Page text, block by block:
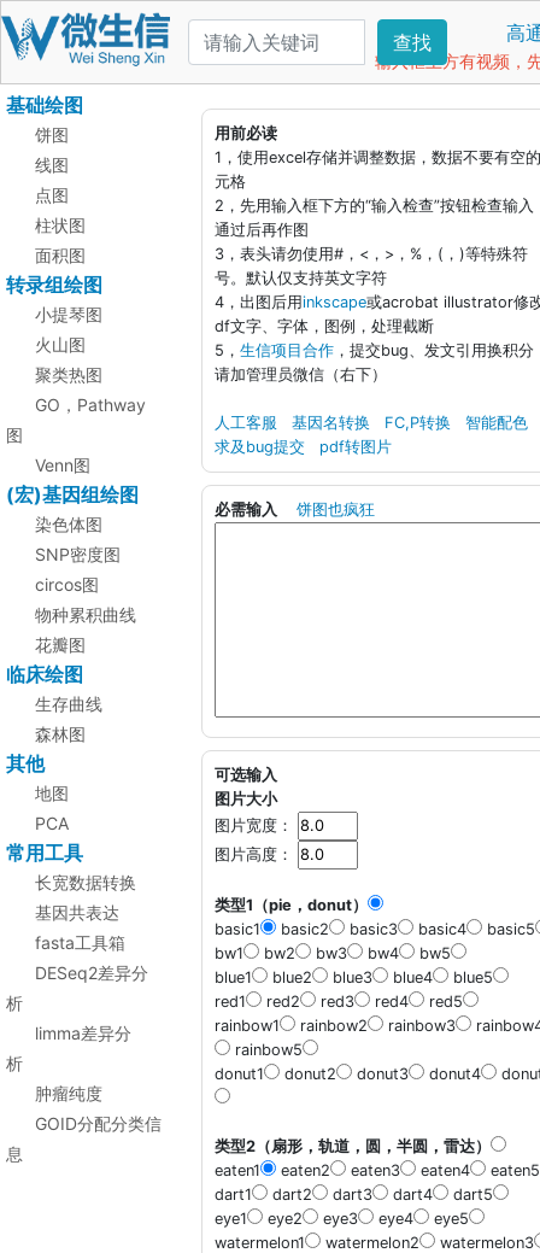
查找 高
输入框上方有视频，
基础绘图
饼图
线图
点图
柱状图
面积图
转录组绘图
小提琴图
火山图
聚类热图
GO，Pathway
图
Venn图
(宏)基因组绘图
染色体图
SNP密度图
circos图
物种累积曲线
花瓣图
临床绘图
生存曲线
森林图
其他
地图
PCA
常用工具
长宽数据转换
基因共表达
fasta工具箱
DESeq2差异分
析
limma差异分
析
肿瘤纯度
GOID分配分类信
息
用前必读
1，使用excel存储并调整数据，数据不要有空
元格
2，先用输入框下方的“输入检查”按钮检查输入
通过后再作图
3，表头请勿使用#，<，>，%，(，)等特殊符
号。默认仅支持英文字符
4，出图后用inkscape或acrobat illustrator修
df文字、字体，图例，处理截断
5， 生信项目合作 ，提交bug、发文引用换积分
请加管理员微信（右下）
人工客服 基因名转换 FC,P转换
智能配色
求及bug提交
pdf转图片
必需输入 饼图也疯狂
可选输入
图片大小
图片宽度：
图片高度：
类型1（pie，donut）
basic1
basic2 basic3 basic4
basic5
bw1
bw2 bw3 bw4
bw5
blue1
blue2 blue3 blue4
blue5
red1
red2 red3 red4
red5
rainbow1
rainbow2 rainbow3
rainbow5
donut1
donut2 donut3 donut4
类型2（扇形，轨道，圆，半圆，雷达）
eaten1
eaten2 eaten3 eaten4
eaten5
dart1
dart2 dart3 dart4
dart5
eye1
eye2 eye3 eye4
eye5
watermelon1
watermelon2
watermelon3